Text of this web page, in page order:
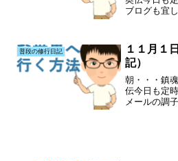
ブログも宜
普段の修行日記
１１月１
記）
朝・・・鎮
伝今日も定
メールの調
なかったり